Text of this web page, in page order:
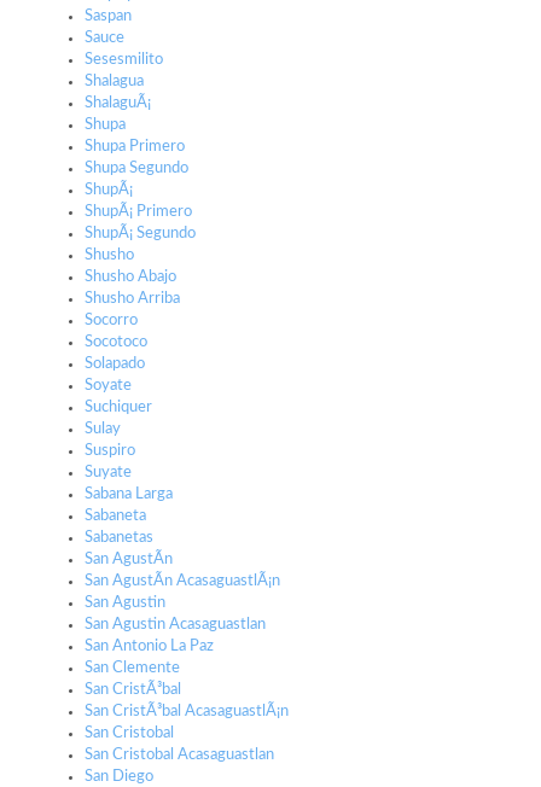
Saspan
Sauce
Sesesmilito
Shalagua
ShalaguÃ¡
Shupa
Shupa Primero
Shupa Segundo
ShupÃ¡
ShupÃ¡ Primero
ShupÃ¡ Segundo
Shusho
Shusho Abajo
Shusho Arriba
Socorro
Socotoco
Solapado
Soyate
Suchiquer
Sulay
Suspiro
Suyate
Sabana Larga
Sabaneta
Sabanetas
San AgustÃ­n
San AgustÃ­n AcasaguastlÃ¡n
San Agustin
San Agustin Acasaguastlan
San Antonio La Paz
San Clemente
San CristÃ³bal
San CristÃ³bal AcasaguastlÃ¡n
San Cristobal
San Cristobal Acasaguastlan
San Diego